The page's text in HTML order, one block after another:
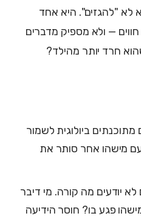
לא "להגזים". היא אחד
— ולא מספיק מדברים
חרד יותר מהילד?
ביולוגית לשמור
מישהו אחר סותר את
יודעים מה קורה. מי דיבר
פגע בו? חוסר הידיעה